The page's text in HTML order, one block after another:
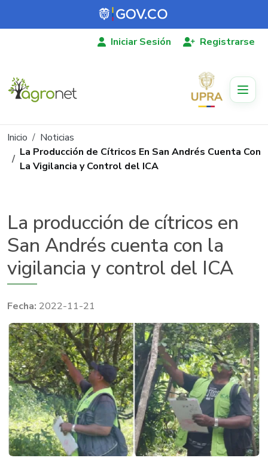
Pasar al contenido principal
Iniciar Sesión Registrarse
Ruta de navegación
Inicio
Noticias
La Producción de Cítricos En San Andrés Cuenta Con
La Vigilancia y Control del ICA
La producción de cítricos en
San Andrés cuenta con la
vigilancia y control del ICA
2022-11-21